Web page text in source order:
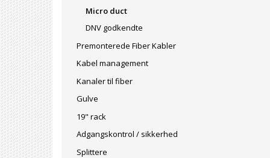
Micro duct
DNV godkendte
Premonterede Fiber Kabler
Kabel management
Kanaler til fiber
Gulve
19" rack
Adgangskontrol / sikkerhed
Splittere